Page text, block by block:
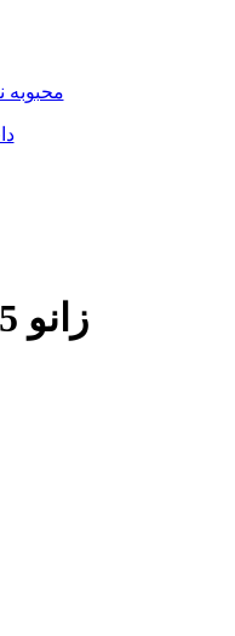
زانو 45 درجه پلی اتیلن
محبوبه